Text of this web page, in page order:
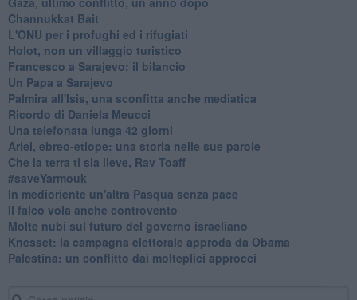
Channukkat Bait
L'ONU per i profughi ed i rifugiati
Holot, non un villaggio turistico
Francesco a Sarajevo: il bilancio
Un Papa a Sarajevo
Palmira all'Isis, una sconfitta anche mediatica
Ricordo di Daniela Meucci
​Una telefonata lunga 42 giorni
​Ariel, ebreo-etiope: una storia nelle sue parole
Che la terra ti sia lieve, Rav Toaff
​#saveYarmouk
​In medioriente un'altra Pasqua senza pace
​Il falco vola anche controvento
Molte nubi sul futuro del governo israeliano
Knesset: la campagna elettorale approda da Obama
Palestina: un conflitto dai molteplici approcci